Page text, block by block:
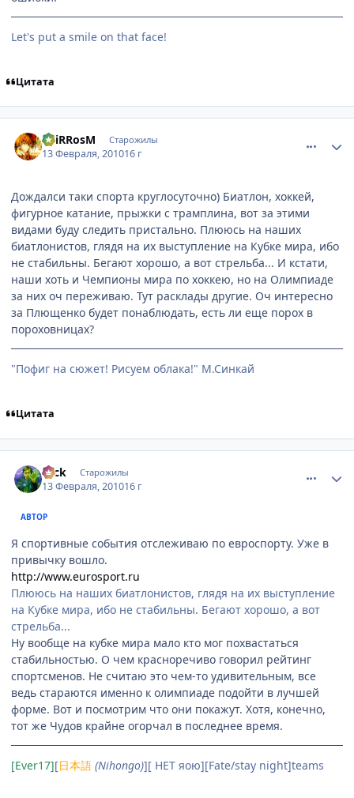
Let's put a smile on that face!
Цитата
SpiRRosM Старожилы
13 Февраля, 201016 г
Дождалси таки спорта круглосуточно) Биатлон, хоккей,
фигурное катание, прыжки с трамплина, вот за этими
видами буду следить пристально. Плююсь на наших
биатлонистов, глядя на их выступление на Кубке мира, ибо
не стабильны. Бегают хорошо, а вот стрельба... И кстати,
наши хоть и Чемпионы мира по хоккею, но на Олимпиаде
за них оч переживаю. Тут расклады другие. Оч интересно
за Плющенко будет понаблюдать, есть ли еще порох в
пороховницах?
"Пофиг на сюжет! Рисуем облака!" М.Синкай
Цитата
Nick Старожилы
13 Февраля, 201016 г
АВТОР
Я спортивные события отслеживаю по евроспорту. Уже в
привычку вошло.
http://www.eurosport.ru
Плююсь на наших биатлонистов, глядя на их выступление
на Кубке мира, ибо не стабильны. Бегают хорошо, а вот
стрельба...
Ну вообще на кубке мира мало кто мог похвастаться
стабильностью. О чем красноречиво говорил рейтинг
спортсменов. Не считаю это чем-то удивительным, все
ведь стараются именно к олимпиаде подойти в лучшей
форме. Вот и посмотрим что они покажут. Хотя, конечно,
тот же Чудов крайне огорчал в последнее время.
[Ever17][日本語 (Nihongo)][ НЕТ яою][Fate/stay night]teams